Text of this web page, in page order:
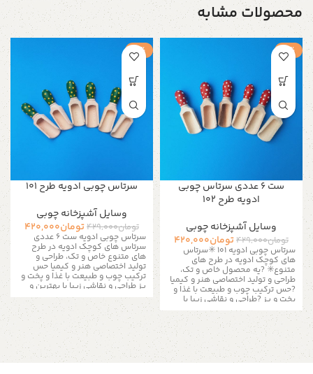
محصولات مشابه
-2%
ست ۶ عددی سرتاس چوبی
ادویه طرح ۱۰۲
وسایل آشپزخانه چوبی
تومان429,000تومان420,000
سرتاس چوبی ادویه ۱۰۱ ✳️سرتاس
های کوچک ادویه در طرح های
متنوع✳️ ?یه محصول خاص و تک،
طراحی و تولید اختصاصی هنر و کیمیا
?حس ترکیب چوب و طبیعت با غذا و
پخت و پز ?طراحی و نقاشی زیبا با
عددی برای انواع ادویه و نمک و فلفل
طول ۴.۵ سانت ?یک هدیه مناسب
برای مناسبت های زیبا? ?رشت، خ
معلم، چهارراه ویلانج، گالری هنر و
کیمیا ارسال با ❤️ به سراسر کشور
-2%
سرتاس چوبی ادویه طرح ۱۰۱
وسایل آشپزخانه چوبی
تومان429,000تومان420,000
سرتاس چوبی ادویه ست 6 عددی
سرتاس های کوچک ادویه در طرح
های متنوع خاص و تک، طراحی و
تولید اختصاصی هنر و کیمیا حس
ترکیب چوب و طبیعت با غذا و پخت و
پز طراحی و نقاشی زیبا با بهترین و
سالم ترین متریال ?ست ۶ عددی برای
انواع ادویه و نمک و فلفل طول ۴.۵
سانت ?یک هدیه مناسب برای
مناسبت های زیبا?رشت، خ معلم،
چهارراه ویلانج، گالری هنر و کیمیا
ارسال به سراسر کشور
آدمک چوبی